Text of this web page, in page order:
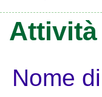
Nome